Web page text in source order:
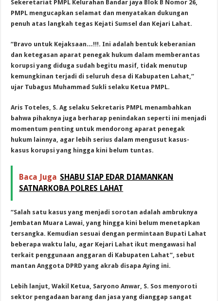
Sekeretariat PMPL Kelurahan Bandar jaya Blok B Nomor 26,
PMPL mengucapkan selamat dan menyatakan dukungan
penuh atas langkah tegas Kejati Sumsel dan Kejari Lahat.
“Bravo untuk Kejaksaan…!!!. Ini adalah bentuk keberanian
dan ketegasan aparat penegak hukum dalam memberantas
korupsi yang diduga sudah begitu masif, tidak menutup
kemungkinan terjadi di seluruh desa di Kabupaten Lahat,”
ujar Tubagus Muhammad Sukli selaku Ketua PMPL.
Aris Toteles, S. Ag selaku Sekretaris PMPL menambahkan
bahwa pihaknya juga berharap penindakan seperti ini menjadi
momentum penting untuk mendorong aparat penegak
hukum lainnya, agar lebih serius dalam mengusut kasus-
kasus korupsi yang hingga kini belum tuntas.
Baca Juga SHABU SIAP EDAR DIAMANKAN
SATNARKOBA POLRES LAHAT
“Salah satu kasus yang menjadi sorotan adalah ambruknya
Jembatan Muara Lawai, yang hingga kini belum menetapkan
tersangka. Kemudian sesuai dengan permintaan Bupati Lahat
beberapa waktu lalu, agar Kejari Lahat ikut mengawasi hal
terkait penggunaan anggaran di Kabupaten Lahat”, sebut
mantan Anggota DPRD yang akrab disapa Aying ini.
Lebih lanjut, Wakil Ketua, Saryono Anwar, S. Sos menyoroti
sektor pengadaan barang dan jasa yang dianggap sangat